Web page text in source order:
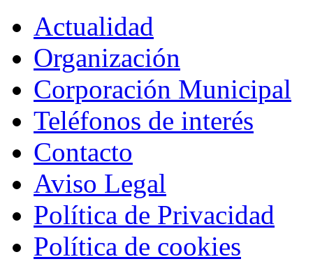
Actualidad
Organización
Corporación Municipal
Teléfonos de interés
Contacto
Aviso Legal
Política de Privacidad
Política de cookies